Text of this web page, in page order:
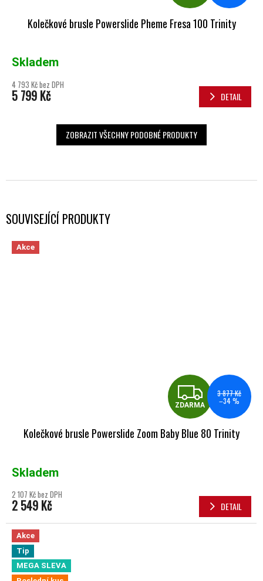
SOUVISEJÍCÍ PRODUKTY
Akce
ZDARMA
3 877 Kč
–34 %
Kolečkové brusle Powerslide Zoom Baby Blue 80 Trinity
Skladem
2 107 Kč bez DPH
2 549 Kč DETAIL
Akce
Tip
MEGA SLEVA
Kolečkové brusle Powerslide Pheme Fresa 100 Trinity
Skladem
4 793 Kč bez DPH
5 799 Kč DETAIL
ZOBRAZIT VŠECHNY PODOBNÉ PRODUKTY